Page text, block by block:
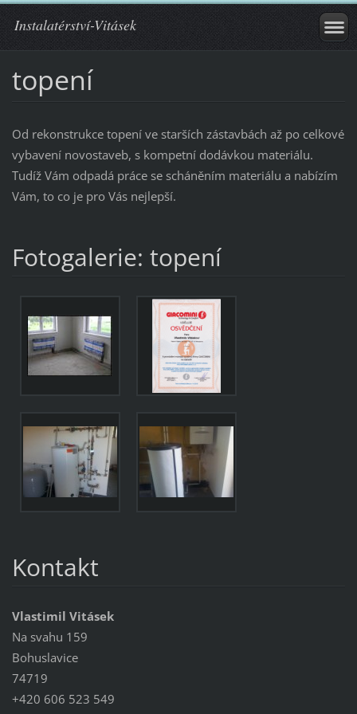
Instalatérství-Vitásek
topení
Od rekonstrukce topení ve starších zástavbách až po celkové
vybavení novostaveb, s kompetní dodávkou materiálu.
Tudíž Vám odpadá práce se scháněním materiálu a nabízím
Vám, to co je pro Vás nejlepší.
Fotogalerie: topení
Kontakt
Vlastimil Vitásek
Na svahu 159
Bohuslavice
74719
+420 606 523 549